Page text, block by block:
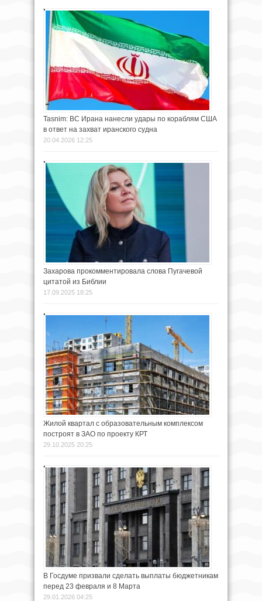
Tasnim: ВС Ирана нанесли удары по кораблям США
в ответ на захват иранского судна
20.04.2026 12:25
Захарова прокомментировала слова Пугачевой
цитатой из Библии
17.09.2025 18:25
Жилой квартал с образовательным комплексом
построят в ЗАО по проекту КРТ
29.10.2025 20:25
В Госдуме призвали сделать выплаты бюджетникам
перед 23 февраля и 8 Марта
29.01.2026 04:25